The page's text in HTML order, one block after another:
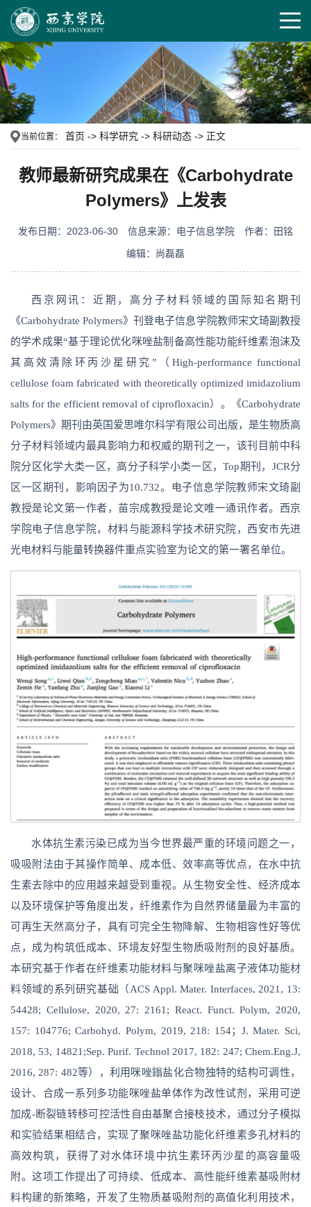
当前位置： 首页 -> 科学研究 -> 科研动态 -> 正文
教师最新研究成果在《Carbohydrate
Polymers》上发表
发布日期：2023-06-30 信息来源：电子信息学院
作者：田铭
编辑：尚磊磊
西京网讯：近期，高分子材料领域的国际知名期刊
《Carbohydrate Polymers》刊登电子信息学院教师宋文琦副教授
的学术成果“基于理论优化咪唑盐制备高性能功能纤维素泡沫及
其高效清除环丙沙星研究”（High-performance functional
cellulose foam fabricated with theoretically optimized imidazolium
salts for the efficient removal of ciprofloxacin）。《Carbohydrate
Polymers》期刊由英国爱思唯尔科学有限公司出版，是生物质高
分子材料领域内最具影响力和权威的期刊之一，该刊目前中科
院分区化学大类一区，高分子科学小类一区，Top期刊，JCR分
区一区期刊，影响因子为10.732。电子信息学院教师宋文琦副
教授是论文第一作者，苗宗成教授是论文唯一通讯作者。西京
学院电子信息学院，材料与能源科学技术研究院，西安市先进
光电材料与能量转换器件重点实验室为论文的第一署名单位。
水体抗生素污染已成为当今世界最严重的环境问题之一，
吸吸附法由于其操作简单、成本低、效率高等优点，在水中抗
生素去除中的应用越来越受到重视。从生物安全性、经济成本
以及环境保护等角度出发，纤维素作为自然界储量最为丰富的
可再生天然高分子，具有可完全生物降解、生物相容性好等优
点，成为构筑低成本、环境友好型生物质吸附剂的良好基质。
本研究基于作者在纤维素功能材料与聚咪唑盐离子液体功能材
料领域的系列研究基础（ACS Appl. Mater. Interfaces, 2021, 13:
54428; Cellulose, 2020, 27: 2161; React. Funct. Polym, 2020,
157: 104776; Carbohyd. Polym, 2019, 218: 154；J. Mater. Sci,
2018, 53, 14821;Sep. Purif. Technol 2017, 182: 247; Chem.Eng.J,
2016, 287: 482等），利用咪唑鎓盐化合物独特的结构可调性，
设计、合成一系列多功能咪唑盐单体作为改性试剂，采用可逆
加成-断裂链转移可控活性自由基聚合接枝技术，通过分子模拟
和实验结果相结合，实现了聚咪唑盐功能化纤维素多孔材料的
高效构筑，获得了对水体环境中抗生素环丙沙星的高容量吸
附。这项工作提出了可持续、低成本、高性能纤维素基吸附材
料构建的新策略，开发了生物质基吸附剂的高值化利用技术，